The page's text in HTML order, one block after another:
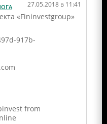
27.05.2018 в 11:41
«Fininvestgroup»
917b-
from